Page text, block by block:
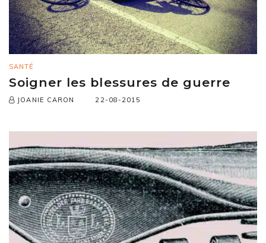
SANTÉ
Soigner les blessures de guerre
JOANIE CARON 22-08-2015